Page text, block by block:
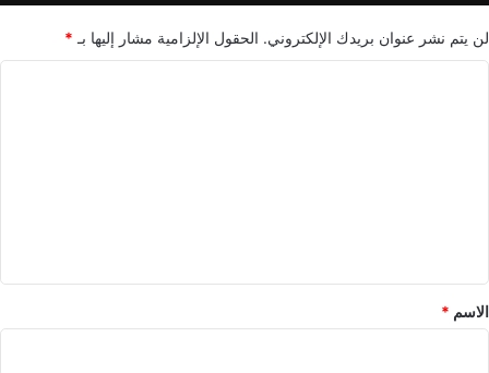
لن يتم نشر عنوان بريدك الإلكتروني. الحقول الإلزامية مشار إليها بـ *
*الاسم *